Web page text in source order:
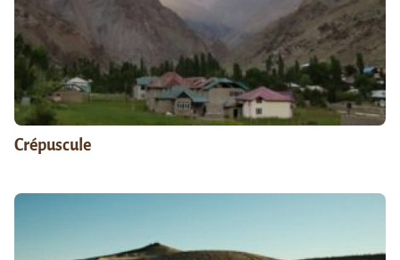
Crépuscule